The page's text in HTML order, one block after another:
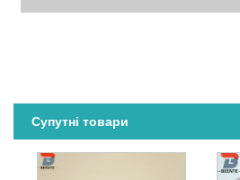
Супутні товари